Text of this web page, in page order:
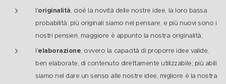
l'originalità, cioè la novità delle nostre idee, la loro bassa
probabilità: più originali siamo nel pensare, e più nuovi sono i
nostri pensieri, maggiore è appunto la nostra originalità;
l'elaborazione, ovvero la capacità di proporre idee valide,
ben elaborate, di contenuto direttamente utilizzabile; più abili
siamo nel dare un senso alle nostre idee, migliore è la nostra